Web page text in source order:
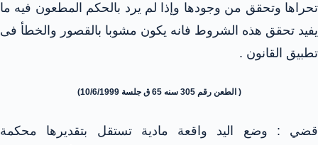
تحراها وتحقق من وجودها وإذا لم يرد بالحكم المطعون فيه ما
يفيد تحقق هذه الشروط فانه يكون مشوبا بالقصور والخطأ فى
تطبيق القانون .
( الطعن رقم 305 سنه 65 ق جلسة 10/6/1999)
قضي : وضع اليد واقعة مادية تستقل بتقديرها محكمة